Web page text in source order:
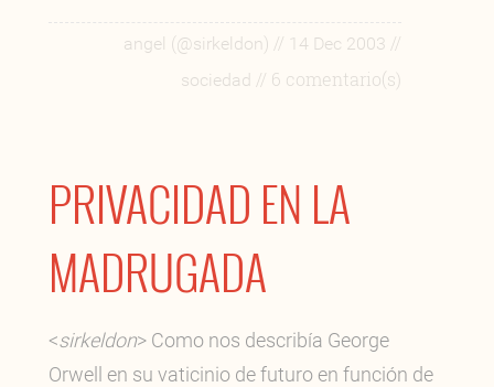
angel (@sirkeldon) // 14 Dec 2003 //
sociedad // 6 comentario(s)
PRIVACIDAD EN LA
MADRUGADA
<sirkeldon> Como nos describía George
Orwell en su vaticinio de futuro en función de